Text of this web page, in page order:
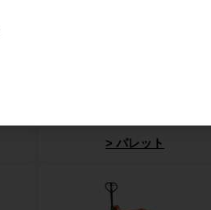
パレット